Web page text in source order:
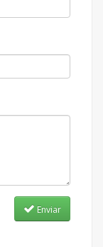
Enviar